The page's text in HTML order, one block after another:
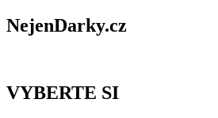
NejenDarky.cz
VYBERTE SI